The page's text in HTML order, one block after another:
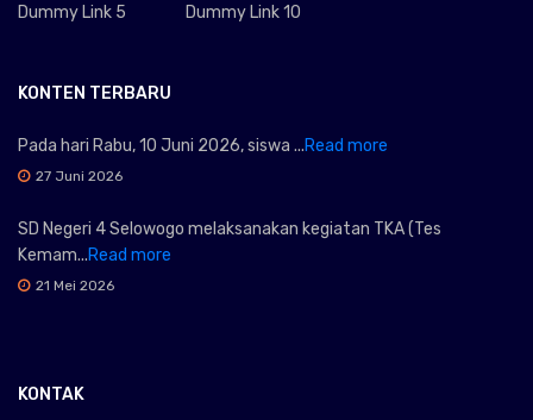
Dummy Link 5 Dummy Link 10
KONTEN TERBARU
Pada hari Rabu, 10 Juni 2026, siswa ...Read more
27 Juni 2026
SD Negeri 4 Selowogo melaksanakan kegiatan TKA (Tes
Kemam...Read more
21 Mei 2026
KONTAK